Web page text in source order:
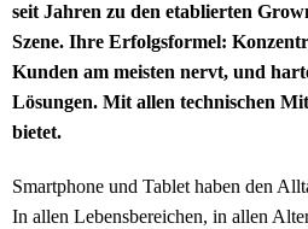
seit Jahren zu den etablierten
Szene. Ihre Erfolgsformel:
Kunden am meisten nervt, und
Lösungen. Mit allen technischen
bietet.
Smartphone und Tablet haben den
In allen Lebensbereichen, in allen